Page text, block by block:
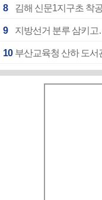
8 김해 신문1지구초 착
9 지방선거 분루 삼키고
10 부산교육청 산하 도서